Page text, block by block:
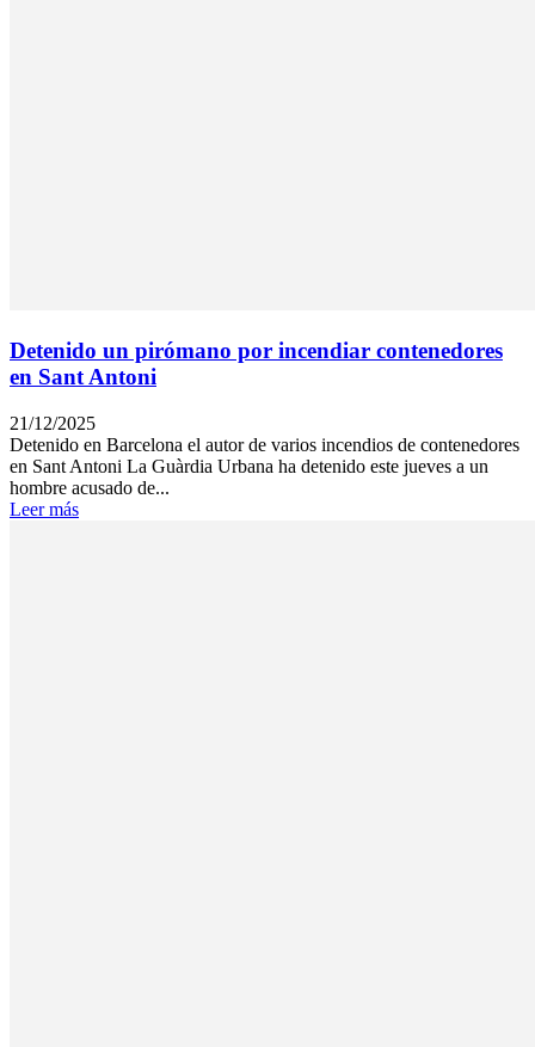
Detenido un pirómano por incendiar contenedores
en Sant Antoni
21/12/2025
Detenido en Barcelona el autor de varios incendios de contenedores
en Sant Antoni La Guàrdia Urbana ha detenido este jueves a un
hombre acusado de...
Leer más